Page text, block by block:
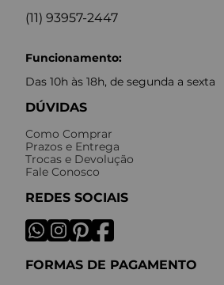
(11) 93957-2447
Funcionamento:
Das 10h às 18h, de segunda a sexta
DÚVIDAS
Como Comprar
Prazos e Entrega
Trocas e Devolução
Fale Conosco
REDES SOCIAIS
FORMAS DE PAGAMENTO